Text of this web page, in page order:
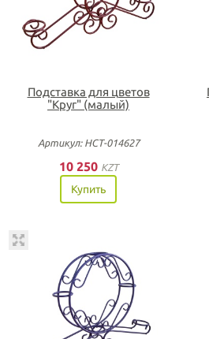
Подставка для цветов
"Круг" (малый)
Артикул: НСТ-014627
10 250 KZT
Купить